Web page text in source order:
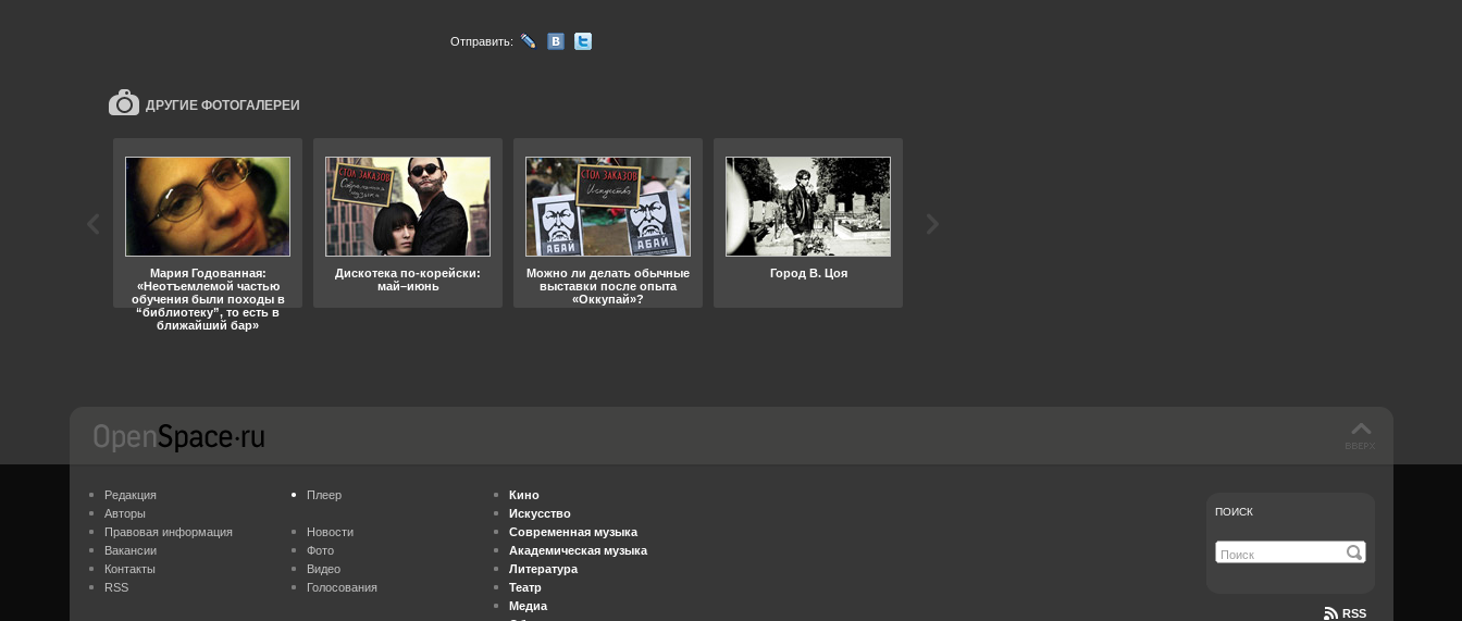
Отправить:
ДРУГИЕ ФОТОГАЛЕРЕИ
Мария Годованная:
«Неотъемлемой частью
обучения были походы в
“библиотеку”, то есть в
ближайший бар»
Дискотека по-корейски:
май–июнь
Можно ли делать обычные
выставки после опыта
«Оккупай»?
Город В. Цоя
Редакция
Авторы
Правовая информация
Вакансии
Контакты
RSS
Плеер
Новости
Фото
Видео
Голосования
Кино
Искусство
Современная музыка
Академическая музыка
Литература
Театр
Медиа
ПОИСК
RSS